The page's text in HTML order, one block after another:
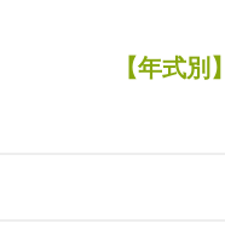
【年式